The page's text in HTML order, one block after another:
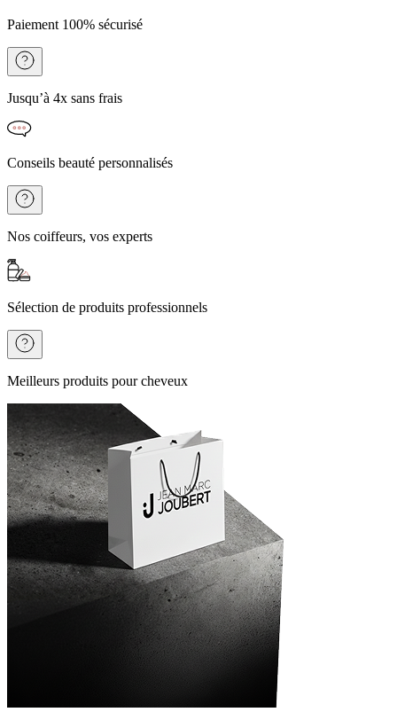
Paiement 100% sécurisé
Jusqu’à 4x sans frais
Conseils beauté personnalisés
Nos coiffeurs, vos experts
Sélection de produits professionnels
Meilleurs produits pour cheveux